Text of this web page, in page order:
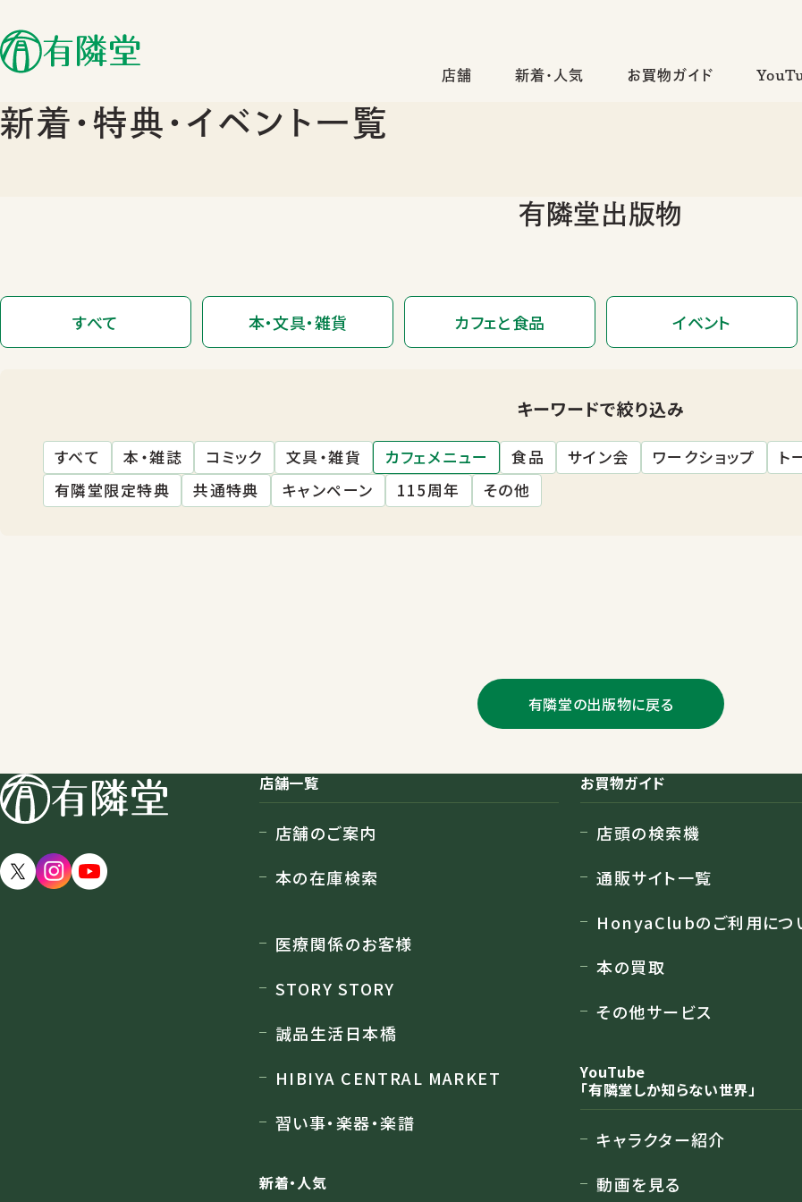
店舗 新着・人気 お買物ガイド
店舗一覧
店舗のご案内
新着･特典･イベント一覧
有隣堂出版物
すべて 本・文具・雑貨 カフェと食品 イベント
キーワードで絞り込み
すべて 本・雑誌 コミック 文具・雑貨 カフェメニュー 食品 サイン会 ワークショップ ト
有隣堂限定特典
共通特典 キャンペーン 115周年 その他
有隣堂の出版物に戻る
店舗一覧
店舗のご案内
本の在庫検索
医療関係のお客様
STORY STORY
誠品生活日本橋
HIBIYA CENTRAL MARKET
習い事・楽器・楽譜
新着・人気
お買物ガイド
店頭の検索機
通販サイト一覧
HonyaClubのご利用につ
本の買取
その他サービス
YouTube
「有隣堂しか知らない世界」
キャラクター紹介
動画を見る